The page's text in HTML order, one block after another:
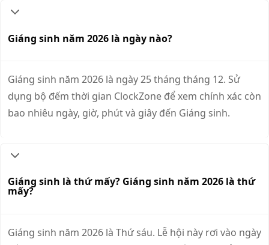
Giáng sinh năm 2026 là ngày nào?
Giáng sinh năm 2026 là ngày 25 tháng tháng 12. Sử
dụng bộ đếm thời gian ClockZone để xem chính xác còn
bao nhiêu ngày, giờ, phút và giây đến Giáng sinh.
Giáng sinh là thứ mấy? Giáng sinh năm 2026 là thứ
mấy?
Giáng sinh năm 2026 là Thứ sáu. Lễ hội này rơi vào ngày